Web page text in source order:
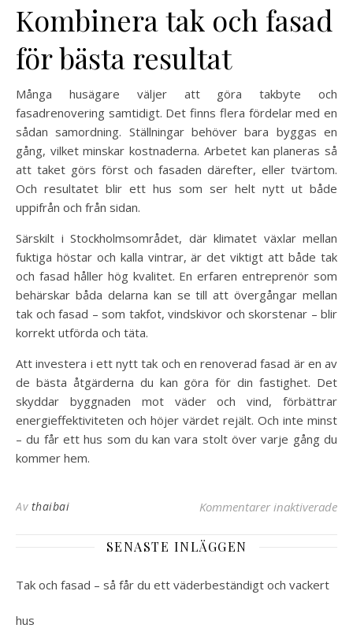
Kombinera tak och fasad
för bästa resultat
Många husägare väljer att göra takbyte och
fasadrenovering samtidigt. Det finns flera fördelar med en
sådan samordning. Ställningar behöver bara byggas en
gång, vilket minskar kostnaderna. Arbetet kan planeras så
att taket görs först och fasaden därefter, eller tvärtom.
Och resultatet blir ett hus som ser helt nytt ut både
uppifrån och från sidan.
Särskilt i Stockholmsområdet, där klimatet växlar mellan
fuktiga höstar och kalla vintrar, är det viktigt att både tak
och fasad håller hög kvalitet. En erfaren entreprenör som
behärskar båda delarna kan se till att övergångar mellan
tak och fasad – som takfot, vindskivor och skorstenar – blir
korrekt utförda och täta.
Att investera i ett nytt tak och en renoverad fasad är en av
de bästa åtgärderna du kan göra för din fastighet. Det
skyddar byggnaden mot väder och vind, förbättrar
energieffektiviteten och höjer värdet rejält. Och inte minst
– du får ett hus som du kan vara stolt över varje gång du
kommer hem.
Av thaibai Kommentarer inaktiverade
SENASTE INLÄGGEN
Tak och fasad – så får du ett väderbeständigt och vackert
hus